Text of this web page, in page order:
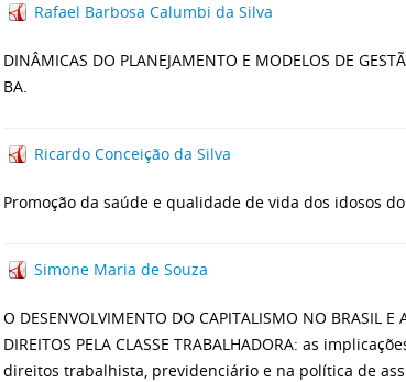
Rafael Barbosa Calumbi da Silva
DINÂMICAS DO PLANEJAMENTO E MODELOS DE
BA.
Ricardo Conceição da Silva
Promoção da saúde e qualidade de vida dos idosos
Simone Maria de Souza
O DESENVOLVIMENTO DO CAPITALISMO NO BRASIL E
DIREITOS PELA CLASSE TRABALHADORA: as
direitos trabalhista, previdenciário e na política de